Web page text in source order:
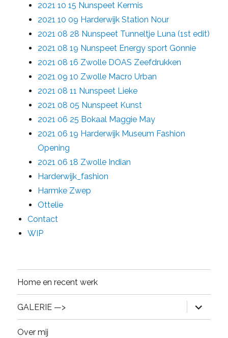
2021 10 15 Nunspeet Kermis
2021 10 09 Harderwijk Station Nour
2021 08 28 Nunspeet Tunneltje Luna (1st edit)
2021 08 19 Nunspeet Energy sport Gonnie
2021 08 16 Zwolle DOAS Zeefdrukken
2021 09 10 Zwolle Macro Urban
2021 08 11 Nunspeet Lieke
2021 08 05 Nunspeet Kunst
2021 06 25 Bokaal Maggie May
2021 06 19 Harderwijk Museum Fashion
Opening
2021 06 18 Zwolle Indian
Harderwijk_fashion
Harmke Zwep
Ottelie
Contact
WIP
Home en recent werk
GALERIE —>
expand
child
menu
Over mij